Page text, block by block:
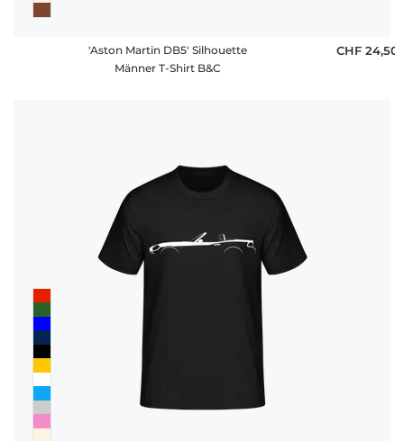
'Aston Martin DB5' Silhouette
Männer T-Shirt B&C
CHF 24,50